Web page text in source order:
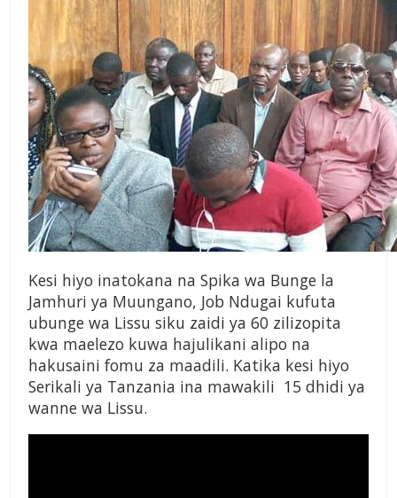
Kesi hiyo inatokana na Spika wa Bunge la
Jamhuri ya Muungano, Job Ndugai kufuta
ubunge wa Lissu siku zaidi ya 60 zilizopita
kwa maelezo kuwa hajulikani alipo na
hakusaini fomu za maadili. Katika kesi hiyo
Serikali ya Tanzania ina mawakili 15 dhidi ya
wanne wa Lissu.